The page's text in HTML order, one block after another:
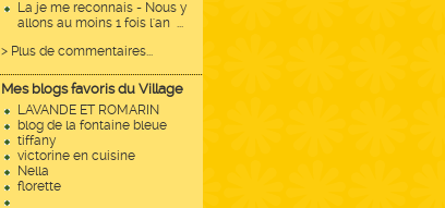
La je me reconnais - Nous y
allons au moins 1 fois l'an ...
> Plus de commentaires...
Mes blogs favoris du Village
LAVANDE ET ROMARIN
blog de la fontaine bleue
tiffany
victorine en cuisine
Nella
florette